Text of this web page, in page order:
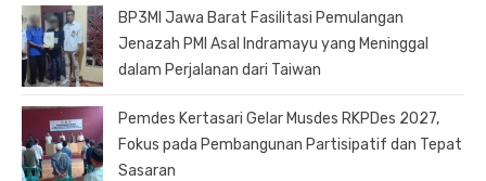
BP3MI Jawa Barat Fasilitasi Pemulangan
Jenazah PMI Asal Indramayu yang Meninggal
dalam Perjalanan dari Taiwan
Pemdes Kertasari Gelar Musdes RKPDes 2027,
Fokus pada Pembangunan Partisipatif dan Tepat
Sasaran